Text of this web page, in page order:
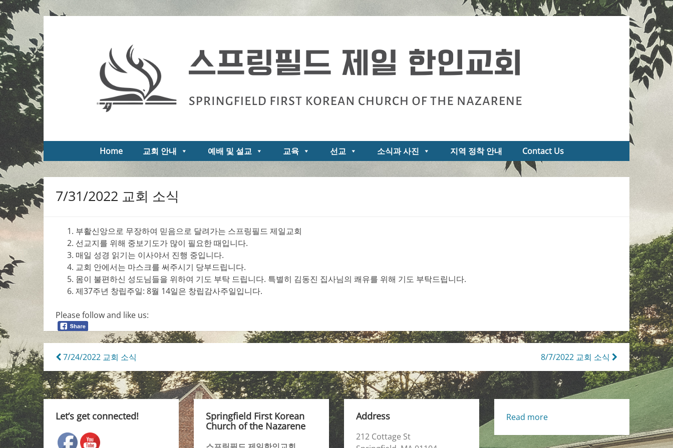
Skip
to
content
Home 교회 안내 예배 및 설교 교육 선교 소식과 사진 지역 정착 안내 Contact Us
7/31/2022 교회 소식
부활신앙으로 무장하여 믿음으로 달려가는 스프링필드 제일교회
선교지를 위해 중보기도가 많이 필요한 때입니다.
매일 성경 읽기는 이사야서 진행 중입니다.
교회 안에서는 마스크를 써주시기 당부드립니다.
몸이 불편하신 성도님들을 위하여 기도 부탁 드립니다. 특별히 김동진 집사님의 쾌유를 위해 기도 부탁드립니다.
제37주년 창립주일: 8월 14일은 창립감사주일입니다.
Please follow and like us:
Post
navigation
7/24/2022 교회 소식 8/7/2022 교회 소식
Let’s get connected!
Springfield First Korean
Church of the Nazarene
Address
212 Cottage St
Read more:
교